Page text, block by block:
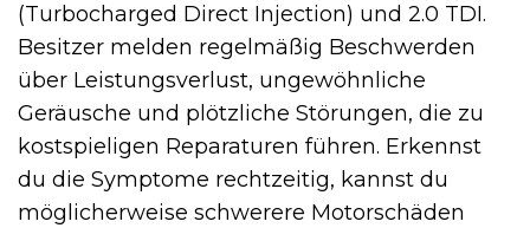
(Turbocharged Direct Injection) und 2.0 TDI.
Besitzer melden regelmäßig Beschwerden
über Leistungsverlust, ungewöhnliche
Geräusche und plötzliche Störungen, die zu
kostspieligen Reparaturen führen. Erkennst
du die Symptome rechtzeitig, kannst du
möglicherweise schwerere Motorschäden